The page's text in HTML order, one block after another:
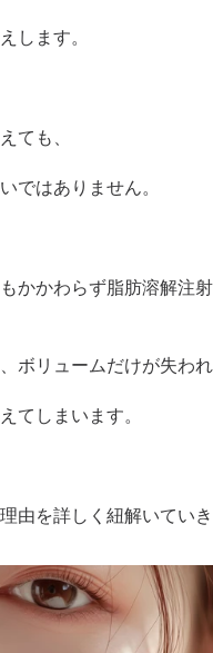
します。
ても、
ではありません。
かかわらず脂肪溶解注
ボリュームだけが失わ
てしまいます。
由を詳しく紐解いていき